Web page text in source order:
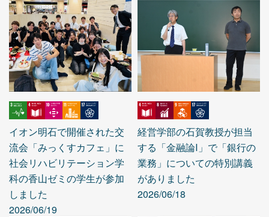
イオン明石で開催された交
流会「みっくすカフェ」に
社会リハビリテーション学
科の香山ゼミの学生が参加
しました
2026/06/19
経営学部の石賀教授が担当
する「金融論Ⅰ」で「銀行の
業務」についての特別講義
がありました
2026/06/18